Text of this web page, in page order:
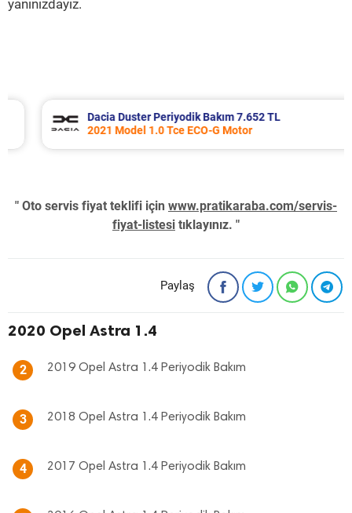
yanınızdayız.
Dacia Duster Periyodik Bakım 7.652 TL
2021 Model 1.0 Tce ECO-G Motor
" Oto servis fiyat teklifi için www.pratikaraba.com/servis-
fiyat-listesi tıklayınız. "
Paylaş
2020 Opel Astra 1.4
2 2019 Opel Astra 1.4 Periyodik Bakım
3 2018 Opel Astra 1.4 Periyodik Bakım
4 2017 Opel Astra 1.4 Periyodik Bakım